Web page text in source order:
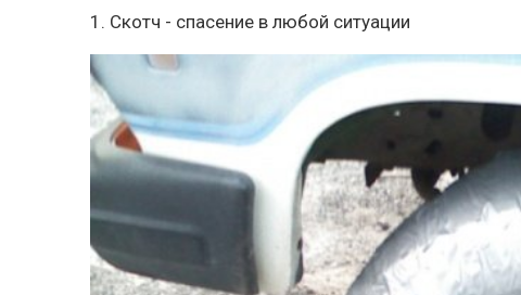
1. Скотч - спасение в любой ситуации